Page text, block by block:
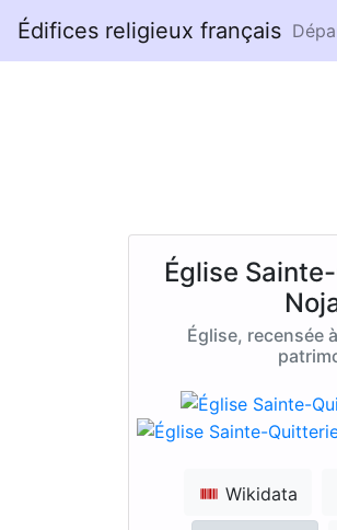
Édifices religieux français
Église
Église, recensée
Wikidata